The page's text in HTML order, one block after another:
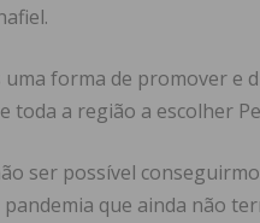
uma forma de promover e
toda a região a escolher
ser possível
que ainda não